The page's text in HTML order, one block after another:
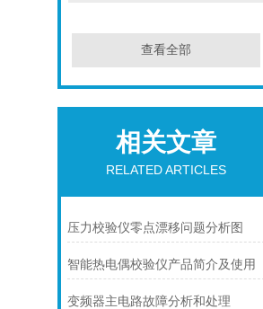
查看全部
相关文章
RELATED ARTICLES
压力校验仪零点漂移问题分析图
智能热电偶校验仪产品简介及使用
变频器主电路故障分析和处理